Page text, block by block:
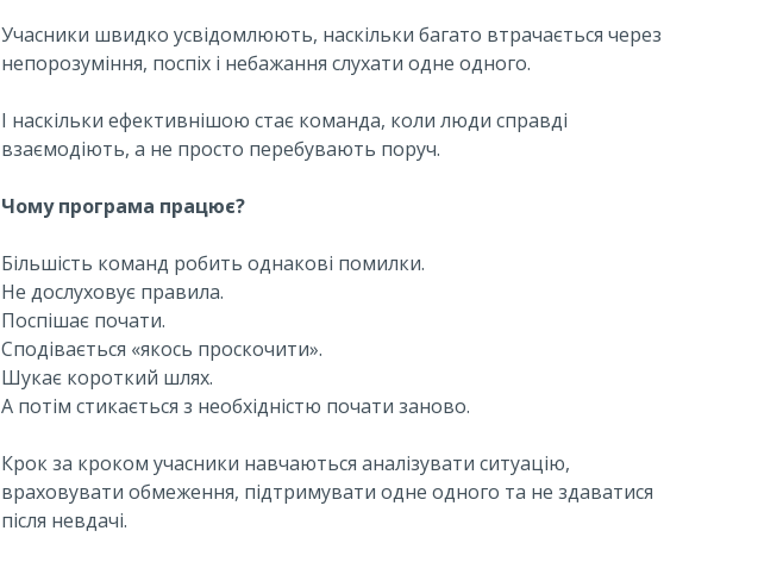
Учасники швидко усвідомлюють, наскільки багато втрачається через
непорозуміння, поспіх і небажання слухати одне одного.
І наскільки ефективнішою стає команда, коли люди справді
взаємодіють, а не просто перебувають поруч.
Чому програма працює?
Більшість команд робить однакові помилки.
Не дослуховує правила.
Поспішає почати.
Сподівається «якось проскочити».
Шукає короткий шлях.
А потім стикається з необхідністю почати заново.
Крок за кроком учасники навчаються аналізувати ситуацію,
враховувати обмеження, підтримувати одне одного та не здаватися
після невдачі.